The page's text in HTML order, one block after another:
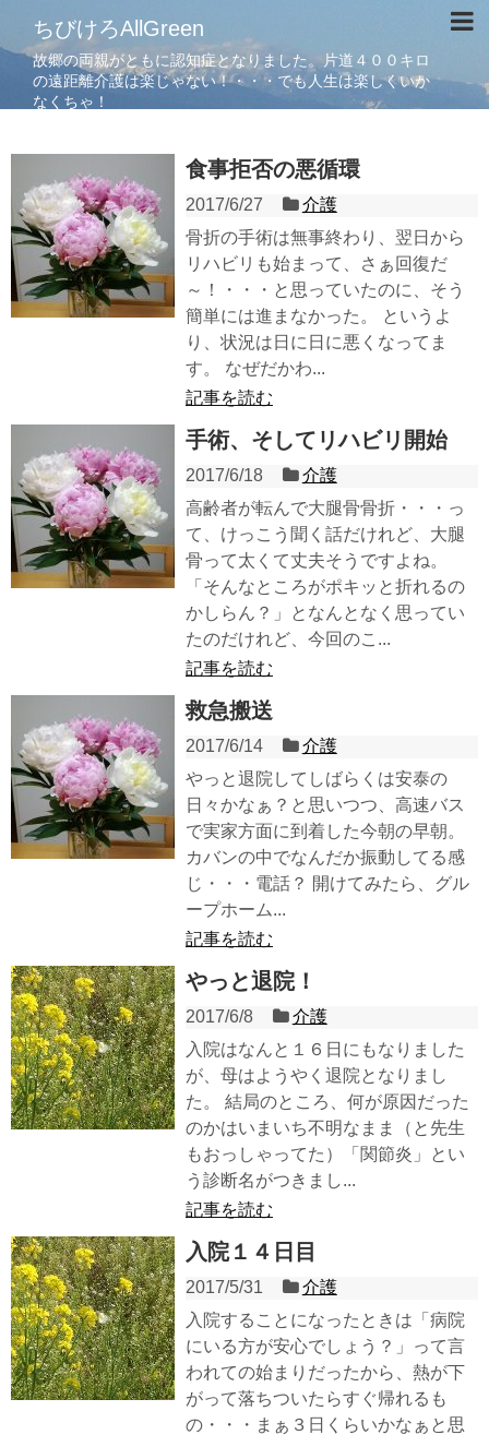
ちびけろAllGreen
故郷の両親がともに認知症となりました。片道４００キロ
の遠距離介護は楽じゃない！・・・でも人生は楽しくいか
なくちゃ！
食事拒否の悪循環
2017/6/27
介護
骨折の手術は無事終わり、翌日から
リハビリも始まって、さぁ回復だ
～！・・・と思っていたのに、そう
簡単には進まなかった。 というよ
り、状況は日に日に悪くなってま
す。 なぜだかわ...
記事を読む
手術、そしてリハビリ開始
2017/6/18
介護
高齢者が転んで大腿骨骨折・・・っ
て、けっこう聞く話だけれど、大腿
骨って太くて丈夫そうですよね。
「そんなところがポキッと折れるの
かしらん？」となんとなく思ってい
たのだけれど、今回のこ...
記事を読む
救急搬送
2017/6/14
介護
やっと退院してしばらくは安泰の
日々かなぁ？と思いつつ、高速バス
で実家方面に到着した今朝の早朝。
カバンの中でなんだか振動してる感
じ・・・電話？ 開けてみたら、グル
ープホーム...
記事を読む
やっと退院！
2017/6/8
介護
入院はなんと１６日にもなりました
が、母はようやく退院となりまし
た。 結局のところ、何が原因だった
のかはいまいち不明なまま（と先生
もおっしゃってた）「関節炎」とい
う診断名がつきまし...
記事を読む
入院１４日目
2017/5/31
介護
入院することになったときは「病院
にいる方が安心でしょう？」って言
われての始まりだったから、熱が下
がって落ちついたらすぐ帰れるも
の・・・まぁ３日くらいかなぁと思